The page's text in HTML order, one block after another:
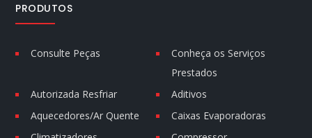
PRODUTOS
Consulte Peças
Conheça os Serviços
Prestados
Autorizada Resfriar
Aditivos
Aquecedores/Ar Quente
Caixas Evaporadoras